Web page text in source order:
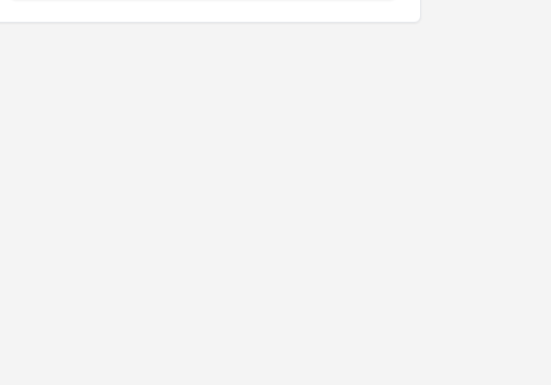
işlenmesini kabul ediyorum.